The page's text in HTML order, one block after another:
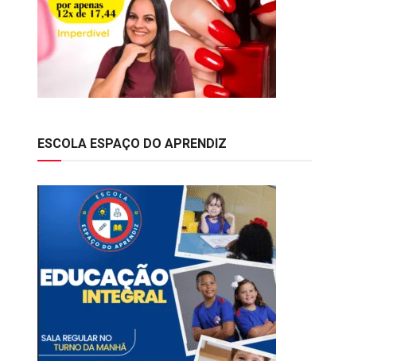
ESCOLA ESPAÇO DO APRENDIZ